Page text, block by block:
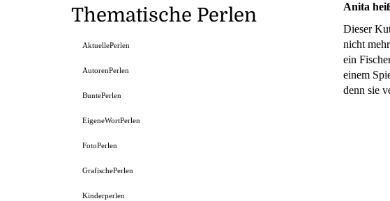
Anita
Dieser
nicht
ein
einem
denn sie
Thematische Perlen
AktuellePerlen
AutorenPerlen
BuntePerlen
EigeneWortPerlen
FotoPerlen
GrafischePerlen
Kinderperlen